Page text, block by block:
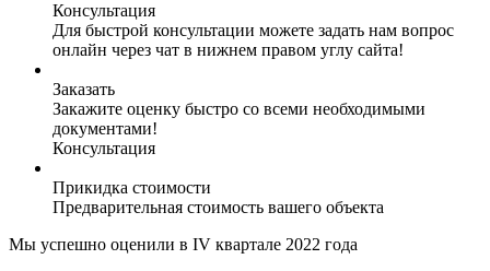
Консультация
Для быстрой консультации можете задать нам вопрос
онлайн через чат в нижнем правом углу сайта!
Заказать
Закажите оценку быстро со всеми необходимыми
документами!
Консультация
Прикидка стоимости
Предварительная стоимость вашего объекта
Мы успешно оценили в IV квартале 2022 года